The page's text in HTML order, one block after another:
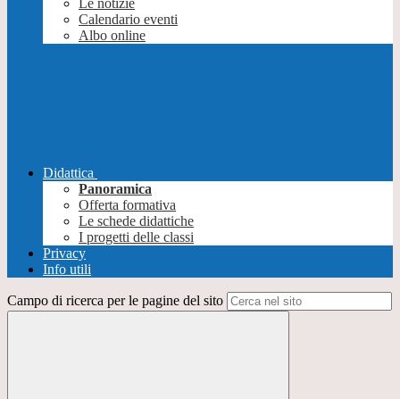
Le notizie
Calendario eventi
Albo online
Didattica
Panoramica
Offerta formativa
Le schede didattiche
I progetti delle classi
Privacy
Info utili
Campo di ricerca per le pagine del sito